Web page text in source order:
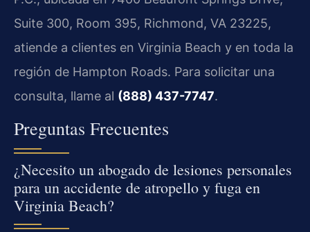
Suite 300, Room 395, Richmond, VA 23225,
atiende a clientes en Virginia Beach y en toda la
región de Hampton Roads. Para solicitar una
consulta, llame al (888) 437-7747.
Preguntas Frecuentes
¿Necesito un abogado de lesiones personales
para un accidente de atropello y fuga en
Virginia Beach?